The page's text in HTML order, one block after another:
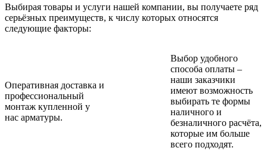
Выбирая товары и услуги нашей компании, вы получаете ряд
серьёзных преимуществ, к числу которых относятся
следующие факторы:
Оперативная доставка и
профессиональный
монтаж купленной у
нас арматуры.
Выбор удобного
способа оплаты –
наши заказчики
имеют возможность
выбирать те формы
наличного и
безналичного расчёта,
которые им больше
всего подходят.